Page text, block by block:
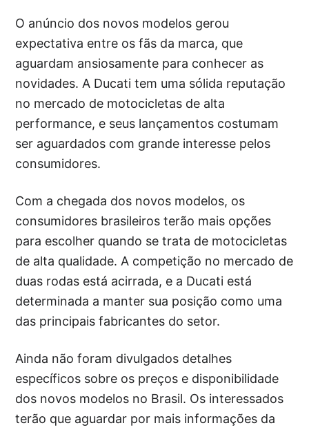
O anúncio dos novos modelos gerou
expectativa entre os fãs da marca, que
aguardam ansiosamente para conhecer as
novidades. A Ducati tem uma sólida reputação
no mercado de motocicletas de alta
performance, e seus lançamentos costumam
ser aguardados com grande interesse pelos
consumidores.
Com a chegada dos novos modelos, os
consumidores brasileiros terão mais opções
para escolher quando se trata de motocicletas
de alta qualidade. A competição no mercado de
duas rodas está acirrada, e a Ducati está
determinada a manter sua posição como uma
das principais fabricantes do setor.
Ainda não foram divulgados detalhes
específicos sobre os preços e disponibilidade
dos novos modelos no Brasil. Os interessados
terão que aguardar por mais informações da